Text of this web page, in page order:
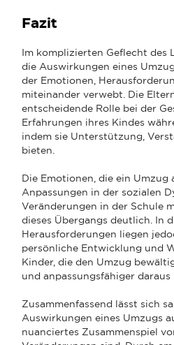
Fazit
Im komplizierten Geflecht des
die Auswirkungen eines
der Emotionen,
miteinander verwebt. Die
entscheidende Rolle bei der
Erfahrungen ihres Kindes
indem sie Unterstützung,
bieten.
Die Emotionen, die ein Umzug
Anpassungen in der sozialen
Veränderungen in der Schule
dieses Übergangs deutlich. In
Herausforderungen liegen
persönliche Entwicklung und
Kinder, die den Umzug
und anpassungsfähiger daraus
Zusammenfassend lässt sich
Auswirkungen eines Umzugs
nuanciertes Zusammenspiel